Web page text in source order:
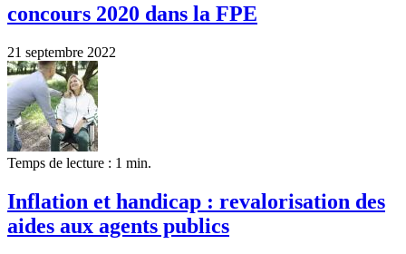
concours 2020 dans la FPE
21 septembre 2022
Temps de lecture : 1 min.
Inflation et handicap : revalorisation des
aides aux agents publics